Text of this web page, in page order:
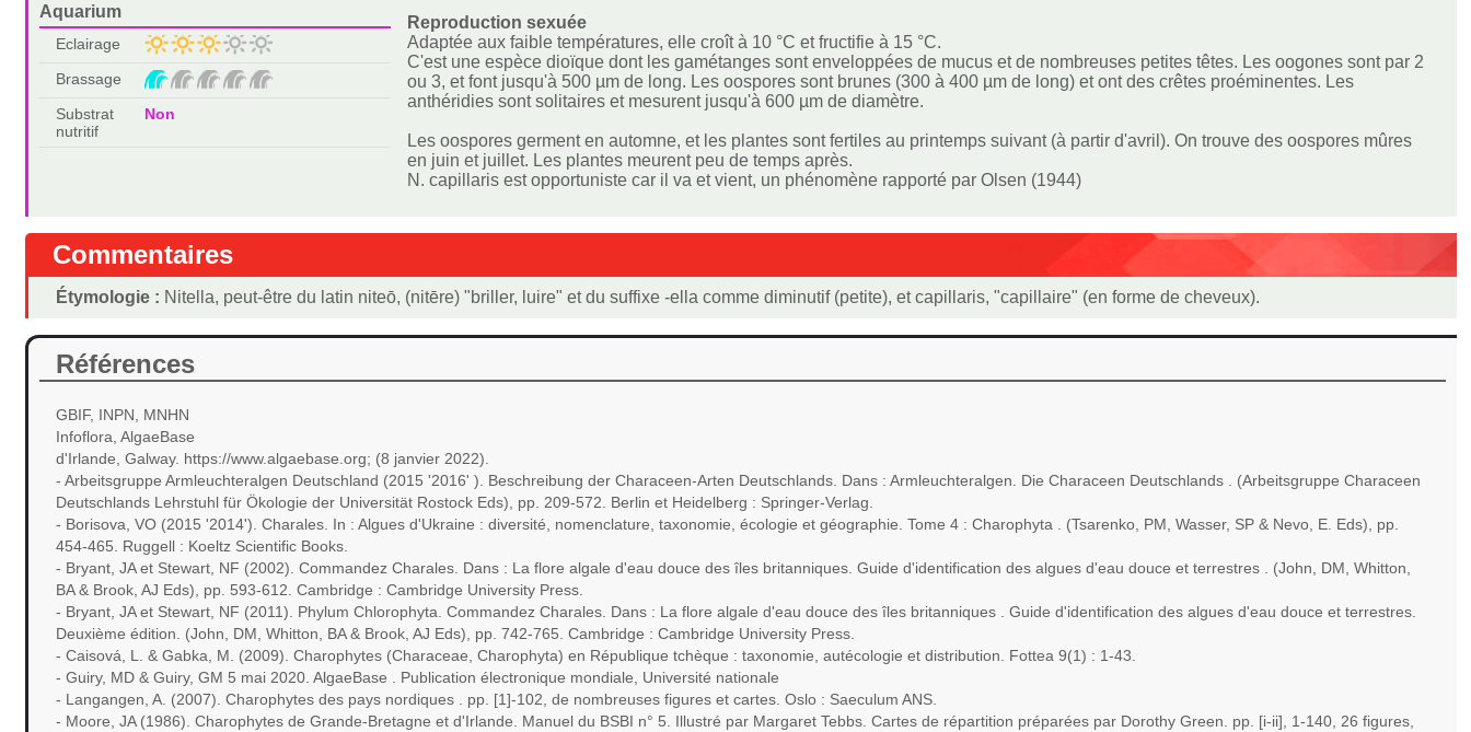
Aquarium
Eclairage
Brassage
Substrat
nutritif
Non
Reproduction sexuée
Adaptée aux faible températures, elle croît à 10 °C et fructifie à 15 °C.
C'est une espèce dioïque dont les gamétanges sont enveloppées de mucus et de nombreuses petites têtes. Les oogones sont par 2
ou 3, et font jusqu'à 500 µm de long. Les oospores sont brunes (300 à 400 µm de long) et ont des crêtes proéminentes. Les
anthéridies sont solitaires et mesurent jusqu'à 600 µm de diamètre.
Les oospores germent en automne, et les plantes sont fertiles au printemps suivant (à partir d'avril). On trouve des oospores mûres
en juin et juillet. Les plantes meurent peu de temps après.
N. capillaris est opportuniste car il va et vient, un phénomène rapporté par Olsen (1944)
Commentaires
Étymologie : Nitella, peut-être du latin niteō, (nitēre) "briller, luire" et du suffixe -ella comme diminutif (petite), et capillaris, "capillaire" (en forme de cheveux).
Références
GBIF, INPN, MNHN
Infoflora, AlgaeBase
d'Irlande, Galway. https://www.algaebase.org; (8 janvier 2022).
- Arbeitsgruppe Armleuchteralgen Deutschland (2015 '2016' ). Beschreibung der Characeen-Arten Deutschlands. Dans : Armleuchteralgen. Die Characeen Deutschlands . (Arbeitsgruppe Characeen
Deutschlands Lehrstuhl für Ökologie der Universität Rostock Eds), pp. 209-572. Berlin et Heidelberg : Springer-Verlag.
- Borisova, VO (2015 '2014'). Charales. In : Algues d'Ukraine : diversité, nomenclature, taxonomie, écologie et géographie. Tome 4 : Charophyta . (Tsarenko, PM, Wasser, SP & Nevo, E. Eds), pp.
454-465. Ruggell : Koeltz Scientific Books.
- Bryant, JA et Stewart, NF (2002). Commandez Charales. Dans : La flore algale d'eau douce des îles britanniques. Guide d'identification des algues d'eau douce et terrestres . (John, DM, Whitton,
BA & Brook, AJ Eds), pp. 593-612. Cambridge : Cambridge University Press.
- Bryant, JA et Stewart, NF (2011). Phylum Chlorophyta. Commandez Charales. Dans : La flore algale d'eau douce des îles britanniques . Guide d'identification des algues d'eau douce et terrestres.
Deuxième édition. (John, DM, Whitton, BA & Brook, AJ Eds), pp. 742-765. Cambridge : Cambridge University Press.
- Caisová, L. & Gabka, M. (2009). Charophytes (Characeae, Charophyta) en République tchèque : taxonomie, autécologie et distribution. Fottea 9(1) : 1-43.
- Guiry, MD & Guiry, GM 5 mai 2020. AlgaeBase . Publication électronique mondiale, Université nationale
- Langangen, A. (2007). Charophytes des pays nordiques . pp. [1]-102, de nombreuses figures et cartes. Oslo : Saeculum ANS.
- Moore, JA (1986). Charophytes de Grande-Bretagne et d'Irlande. Manuel du BSBI n° 5. Illustré par Margaret Tebbs. Cartes de répartition préparées par Dorothy Green. pp. [i-ii], 1-140, 26 figures,